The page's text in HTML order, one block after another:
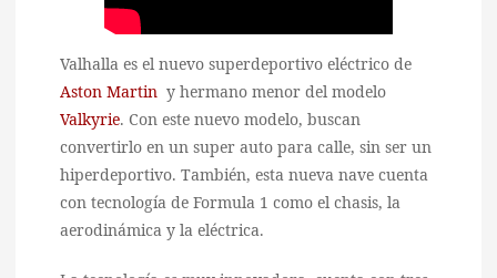
Valhalla es el nuevo superdeportivo eléctrico de
Aston Martin y hermano menor del modelo
Valkyrie. Con este nuevo modelo, buscan
convertirlo en un super auto para calle, sin ser un
hiperdeportivo. También, esta nueva nave cuenta
con tecnología de Formula 1 como el chasis, la
aerodinámica y la eléctrica.